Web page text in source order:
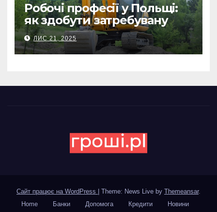
Робочі професії у Польщі:
як здобути затребувану
спеціальність та заробляти
гідні гроші
ЛИС 21, 2025
Сайт працює на WordPress Theme: News Live by Themeansar.
Home
Банки Допомога Кредити Новини